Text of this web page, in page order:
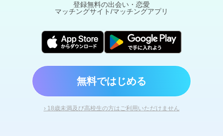
登録無料の出会い・恋愛
マッチングサイト/マッチングアプリ
無料ではじめる
› 18歳未満及び高校生の方はご利用いただけません